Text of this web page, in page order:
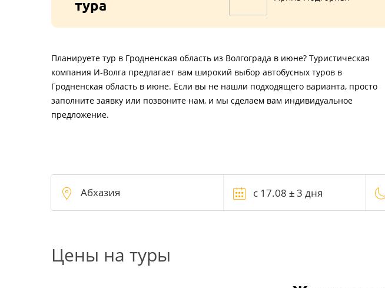
тура
Планируете тур в Гродненская область из Волгограда в июне? Туристическая
компания И-Волга предлагает вам широкий выбор автобусных туров в
Гродненская область в июне. Если вы не нашли подходящего варианта, просто
заполните заявку или позвоните нам, и мы сделаем вам индивидуальное
предложение.
Цены на туры